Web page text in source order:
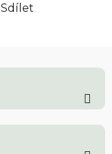
Sdílet